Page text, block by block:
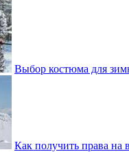
Выбор костюма для
Как получить права на